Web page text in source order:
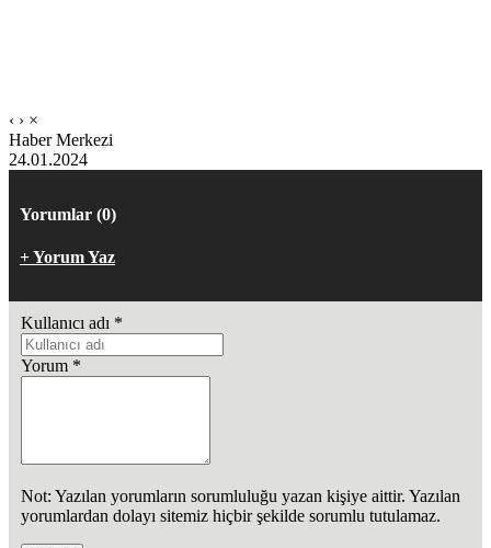
‹ › ×
Haber Merkezi
24.01.2024
Yorumlar (0)
+ Yorum Yaz
Kullanıcı adı *
Yorum *
Not: Yazılan yorumların sorumluluğu yazan kişiye aittir. Yazılan
yorumlardan dolayı sitemiz hiçbir şekilde sorumlu tutulamaz.